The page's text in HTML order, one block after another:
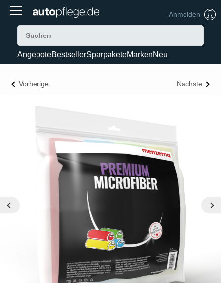
Anmelden
AngeboteBestsellerSparpaketeMarkenNeu
Vorherige Nächste